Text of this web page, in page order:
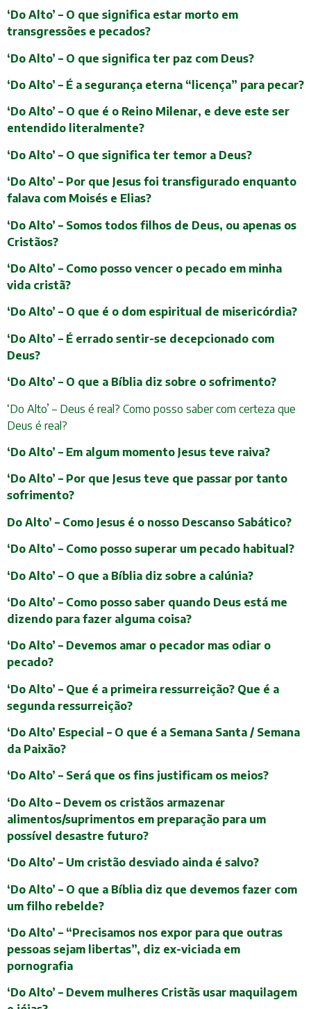
‘Do Alto’ – O que significa estar morto em
transgressões e pecados?
‘Do Alto’ – O que significa ter paz com Deus?
‘Do Alto’ – É a segurança eterna “licença” para pecar?
‘Do Alto’ – O que é o Reino Milenar, e deve este ser
entendido literalmente?
‘Do Alto’ – O que significa ter temor a Deus?
‘Do Alto’ – Por que Jesus foi transfigurado enquanto
falava com Moisés e Elias?
‘Do Alto’ – Somos todos filhos de Deus, ou apenas os
Cristãos?
‘Do Alto’ – Como posso vencer o pecado em minha
vida cristã?
‘Do Alto’ – O que é o dom espiritual de misericórdia?
‘Do Alto’ – É errado sentir-se decepcionado com
Deus?
‘Do Alto’ – O que a Bíblia diz sobre o sofrimento?
‘Do Alto’ – Deus é real? Como posso saber com certeza que
Deus é real?
‘Do Alto’ – Em algum momento Jesus teve raiva?
‘Do Alto’ – Por que Jesus teve que passar por tanto
sofrimento?
Do Alto’ – Como Jesus é o nosso Descanso Sabático?
‘Do Alto’ – Como posso superar um pecado habitual?
‘Do Alto’ – O que a Bíblia diz sobre a calúnia?
‘Do Alto’ – Como posso saber quando Deus está me
dizendo para fazer alguma coisa?
‘Do Alto’ – Devemos amar o pecador mas odiar o
pecado?
‘Do Alto’ – Que é a primeira ressurreição? Que é a
segunda ressurreição?
‘Do Alto’ Especial – O que é a Semana Santa / Semana
da Paixão?
‘Do Alto’ – Será que os fins justificam os meios?
‘Do Alto – Devem os cristãos armazenar
alimentos/suprimentos em preparação para um
possível desastre futuro?
‘Do Alto’ – Um cristão desviado ainda é salvo?
‘Do Alto’ – O que a Bíblia diz que devemos fazer com
um filho rebelde?
‘Do Alto’ – “Precisamos nos expor para que outras
pessoas sejam libertas”, diz ex-viciada em
pornografia
‘Do Alto’ – Devem mulheres Cristãs usar maquilagem